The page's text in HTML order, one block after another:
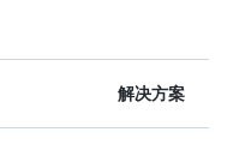
解决方案